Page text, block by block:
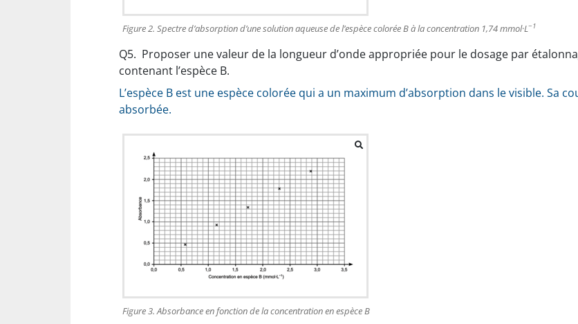
Figure 2. Spectre d’absorption d’une solution aqueuse de l’espèce colorée B à la concentration 1,74 mmol·L−1
Q5. Proposer une valeur de la longueur d’onde appropriée pour le dosage par
contenant l’espèce B.
L’espèce B est une espèce colorée qui a un maximum d’absorption dans le visible. Sa
absorbée.
Figure 3. Absorbance en fonction de la concentration en espèce B